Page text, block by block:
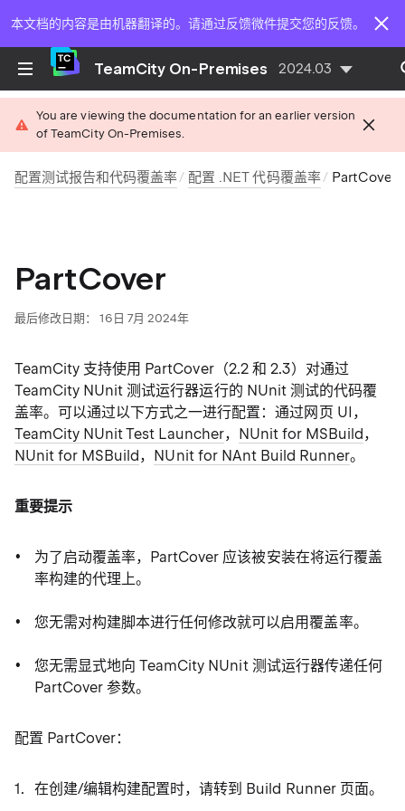
本文档的内容是由机器翻译的。请通过反馈微件提交您的反馈。
TeamCity On-Premises 2024.03
You are viewing the documentation for an earlier version
of TeamCity On-Premises.
配置测试报告和代码覆盖率 配置 .NET 代码覆盖率 PartCover
PartCover
最后修改日期： 16日 7月 2024年
TeamCity 支持使用 PartCover（2.2 和 2.3）对通过
TeamCity NUnit 测试运行器运行的 NUnit 测试的代码覆
盖率。可以通过以下方式之一进行配置：通过网页 UI，
TeamCity NUnit Test Launcher， NUnit for MSBuild，
NUnit for MSBuild， NUnit for NAnt Build Runner。
重要提示
为了启动覆盖率，PartCover 应该被安装在将运行覆盖
率构建的代理上。
您无需对构建脚本进行任何修改就可以启用覆盖率。
您无需显式地向 TeamCity NUnit 测试运行器传递任何
PartCover 参数。
配置 PartCover：
在创建/编辑构建配置时，请转到 Build Runner 页面。